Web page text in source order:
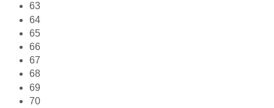
63
64
65
66
67
68
69
70